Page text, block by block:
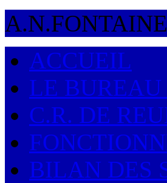
A.N.FONTAINE
ACCUEIL
LE BUREAU
C.R. DE
BILAN DES